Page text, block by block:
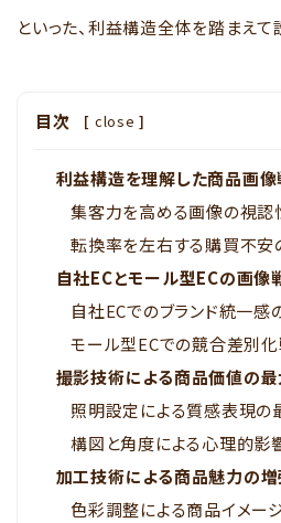
といった、利益構造全体を踏まえて
目次 [ close ]
利益構造を理解した商品画
集客力を高める画像の視認
転換率を左右する購買不安
自社ECとモール型ECの画像
自社ECでのブランド統一感
モール型ECでの競合差別
撮影技術による商品価値の
照明設定による質感表現の
構図と角度による心理的影
加工技術による商品魅力の
色彩調整による商品イメー